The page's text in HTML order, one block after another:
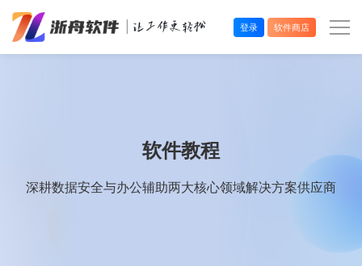
登录 软件商店
软件教程
深耕数据安全与办公辅助两大核心领域解决方案供应商